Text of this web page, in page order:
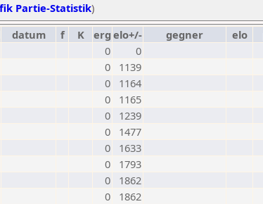
Partie-Statistik)
datum f K erg elo+/- gegner elo
0
0
0
1139
0
1164
0
1165
0
1239
0
1477
0
1633
0
1793
0
1862
0
1862